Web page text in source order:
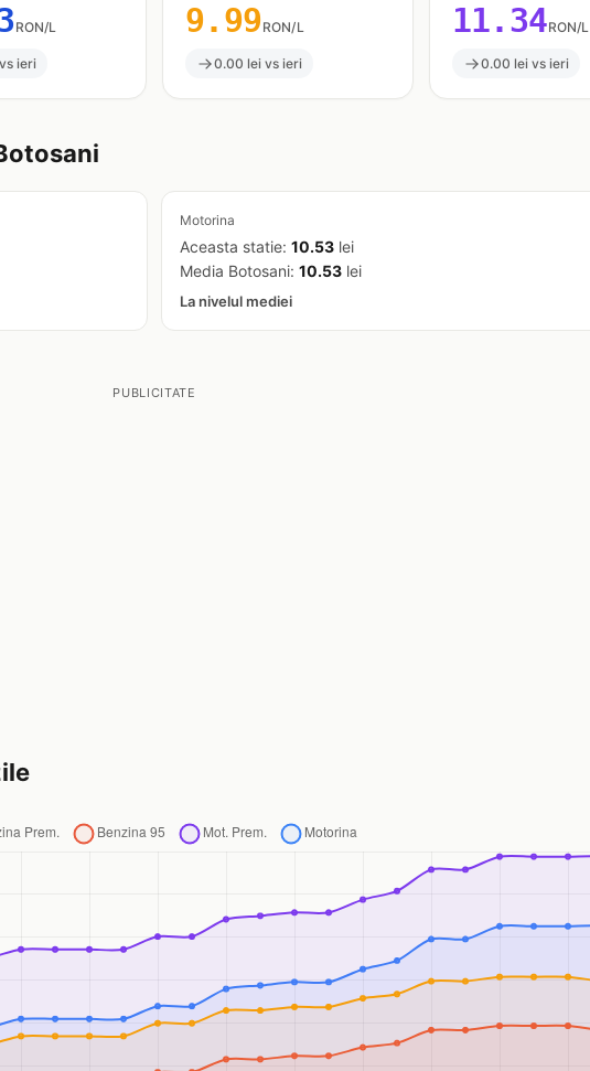
RON/L
ieri
9.99RON/L
0.00 lei vs ieri
11.34RON/L
0.00 lei vs ieri
Motorina
Aceasta statie: 10.53 lei
Media Botosani: 10.53 lei
La nivelul mediei
PUBLICITATE